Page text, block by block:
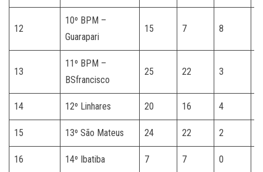
12
10º BPM –
Guarapari
15 7 8
13
11º BPM –
BSfrancisco
25 22 3
14 12º Linhares 20 16 4
15 13º São Mateus 24 22 2
16 14º Ibatiba 7 7 0